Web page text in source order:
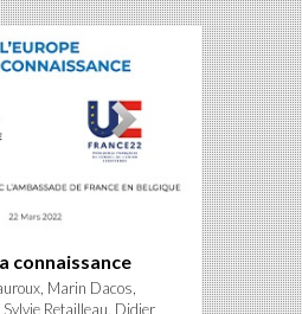
connaissance
Marin Dacos,
Retailleau, Didier